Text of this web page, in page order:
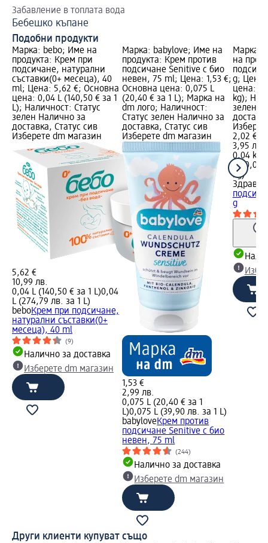
Забавление в топлата вода
Бебешко къпане
Подобни продукти
Марка: bebo; Име на
продукта: Крем при
подсичане, натурални
съставки(0+ месеца), 40
ml; Цена: 5,62 €; Основна
цена: 0,04 L (140,50 € за 1
L); Наличност: Статус
зелен Налично за
доставка, Статус сив
Изберете dm магазин
5,62 €
10,99 лв.
0,04 L (140,50 € за 1 L)0,04
L (274,79 лв. за 1 L)
beboКрем при подсичане,
натурални съставки(0+
месеца), 40 ml
(9)
Налично за доставка
Изберете dm магазин
Марка: babylove; Име на
продукта: Крем против
подсичане Senitive с био
невен, 75 ml; Цена: 1,53 €;
Основна цена: 0,075 L
(20,40 € за 1 L); Марка на
dm лого; Наличност:
Статус зелен Налично за
доставка, Статус сив
Изберете dm магазин
1,53 €
2,99 лв.
0,075 L (20,40 € за 1
L)0,075 L (39,90 лв. за 1 L)
babyloveКрем против
подсичане Senitive с био
невен, 75 ml
(244)
Налично за доставка
Изберете dm магазин
Марка:
на
g; Цена:
цена:
kg);
зелен
2,02 €
3,95 лв.
0,04 kg
kg) 0,04
kg)
Здраве
g
Други клиенти купуват също